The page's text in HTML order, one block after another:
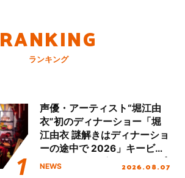
RANKING
ランキング
声優・アーティスト“堀江由
衣”初のディナーショー「堀
江由衣 謎解きはディナーショ
ーの途中で 2026」キービジ
ュアル＆グッズラインナップ
NEWS 2026.08.07